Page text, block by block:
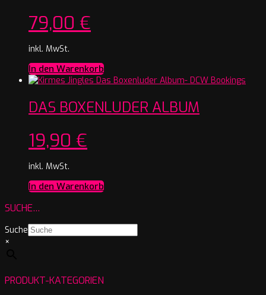
79,00 €
inkl. MwSt.
In den Warenkorb
DAS BOXENLUDER ALBUM
19,90 €
inkl. MwSt.
In den Warenkorb
SUCHE…
Suche
×
PRODUKT-KATEGORIEN